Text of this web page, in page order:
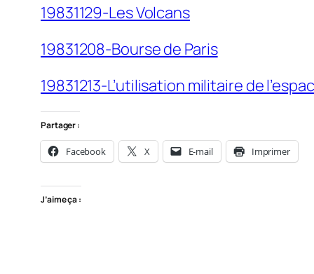
19831129-Les Volcans
19831208-Bourse de Paris
19831213-L’utilisation militaire de
Partager :
Facebook X E-mail Imprimer
J’aime ça :